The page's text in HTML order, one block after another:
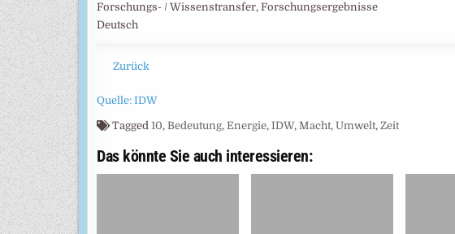
Forschungs- / Wissenstransfer, Forschungsergebnisse
Deutsch
Zurück
Quelle: IDW
Tagged 10, Bedeutung, Energie, IDW, Macht, Umwelt, Zeit
Das könnte Sie auch interessieren: